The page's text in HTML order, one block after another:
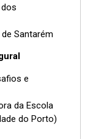
Santarém
e
da Escola
do Porto)